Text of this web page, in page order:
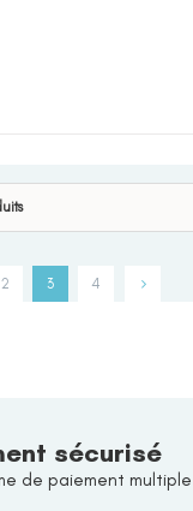
2 3 4
sécurisé
de paiement multiple